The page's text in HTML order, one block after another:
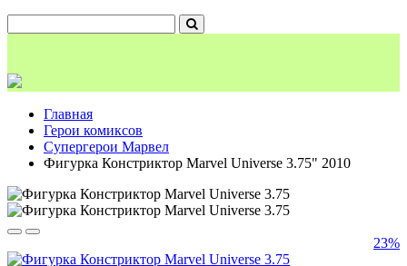
Главная
Герои комиксов
Супергерои Марвел
Фигурка Констриктор Marvel Universe 3.75" 2010
23%